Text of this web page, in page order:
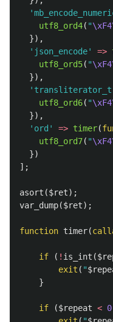
utf8_ord4( "
}),
'json_encode'
=>
utf8_ord5( "
}),
utf8_ord6( "
}),
'ord'
=> timer(
utf8_ord7( "
})
];
asort ($ret);
var_dump($ret);
function timer(
if ( ! is_int (
exit ( "
}
if ($repeat < 0